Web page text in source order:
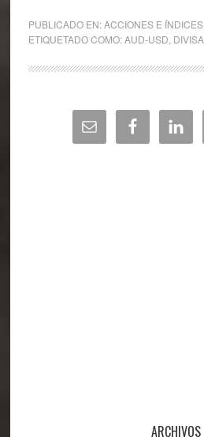
PUBLICADO EN:ACCIONES E ÍNDICES,
ETIQUETADO COMO:AUD-USD
Barra
lateral
ARCHIVOS